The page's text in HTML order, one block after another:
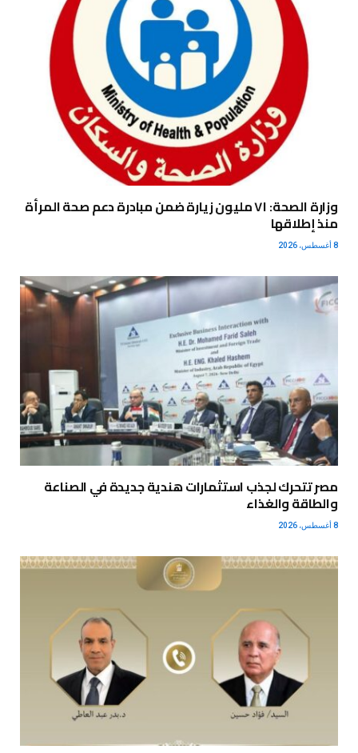
وزارة الصحة: ٧١ مليون زيارة ضمن مبادرة دعم صحة المرأة
منذ إطلاقها
8 أغسطس، 2026
مصر تتحرك لجذب استثمارات هندية جديدة في الصناعة
والطاقة والغذاء
8 أغسطس، 2026